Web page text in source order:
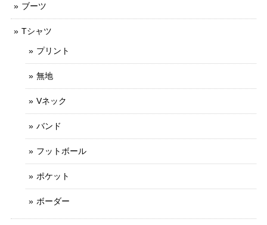
ブーツ
Tシャツ
プリント
無地
Vネック
バンド
フットボール
ポケット
ボーダー